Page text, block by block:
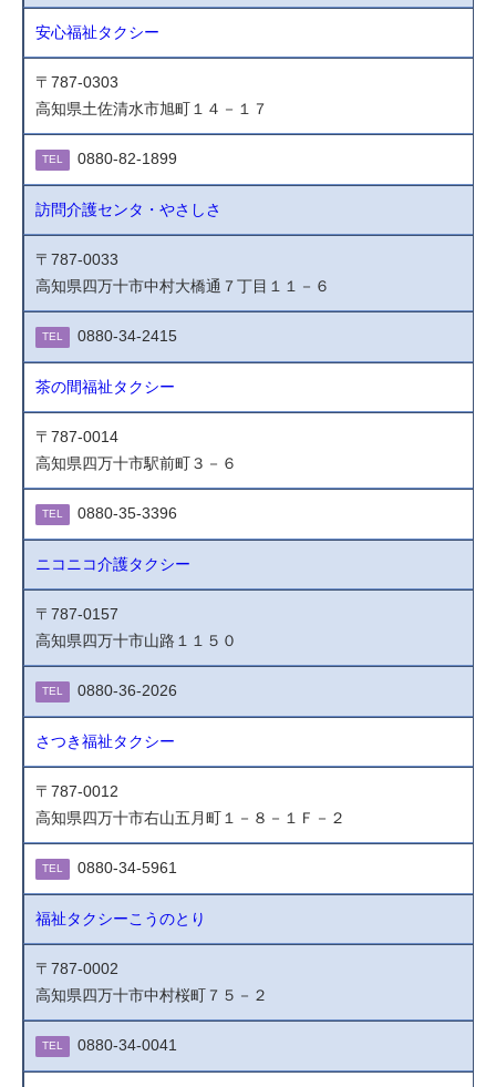
安心福祉タクシー
〒787-0303
高知県土佐清水市旭町１４－１７
TEL 0880-82-1899
訪問介護センタ・やさしさ
〒787-0033
高知県四万十市中村大橋通７丁目１１－６
TEL 0880-34-2415
茶の間福祉タクシー
〒787-0014
高知県四万十市駅前町３－６
TEL 0880-35-3396
ニコニコ介護タクシー
〒787-0157
高知県四万十市山路１１５０
TEL 0880-36-2026
さつき福祉タクシー
〒787-0012
高知県四万十市右山五月町１－８－１Ｆ－２
TEL 0880-34-5961
福祉タクシーこうのとり
〒787-0002
高知県四万十市中村桜町７５－２
TEL 0880-34-0041